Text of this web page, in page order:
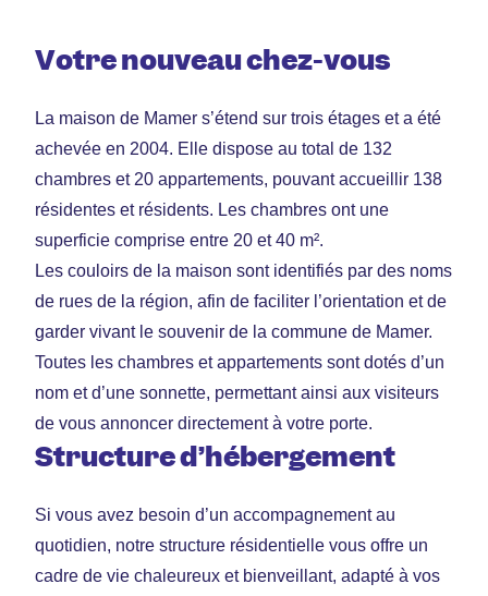
Votre nouveau chez-vous
La maison de Mamer s’étend sur trois étages et a été
achevée en 2004. Elle dispose au total de 132
chambres et 20 appartements, pouvant accueillir 138
résidentes et résidents. Les chambres ont une
superficie comprise entre 20 et 40 m².
Les couloirs de la maison sont identifiés par des noms
de rues de la région, afin de faciliter l’orientation et de
garder vivant le souvenir de la commune de Mamer.
Toutes les chambres et appartements sont dotés d’un
nom et d’une sonnette, permettant ainsi aux visiteurs
de vous annoncer directement à votre porte.
Structure d’hébergement
Si vous avez besoin d’un accompagnement au
quotidien, notre structure résidentielle vous offre un
cadre de vie chaleureux et bienveillant, adapté à vos